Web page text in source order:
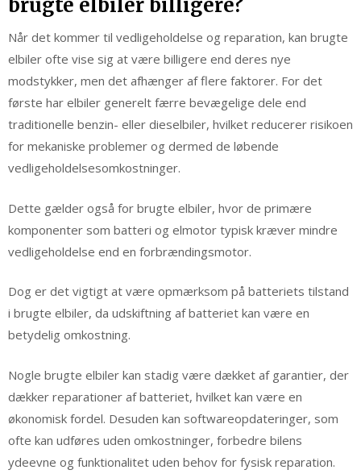
brugte elbiler billigere?
Når det kommer til vedligeholdelse og reparation, kan brugte
elbiler ofte vise sig at være billigere end deres nye
modstykker, men det afhænger af flere faktorer. For det
første har elbiler generelt færre bevægelige dele end
traditionelle benzin- eller dieselbiler, hvilket reducerer risikoen
for mekaniske problemer og dermed de løbende
vedligeholdelsesomkostninger.
Dette gælder også for brugte elbiler, hvor de primære
komponenter som batteri og elmotor typisk kræver mindre
vedligeholdelse end en forbrændingsmotor.
Dog er det vigtigt at være opmærksom på batteriets tilstand
i brugte elbiler, da udskiftning af batteriet kan være en
betydelig omkostning.
Nogle brugte elbiler kan stadig være dækket af garantier, der
dækker reparationer af batteriet, hvilket kan være en
økonomisk fordel. Desuden kan softwareopdateringer, som
ofte kan udføres uden omkostninger, forbedre bilens
ydeevne og funktionalitet uden behov for fysisk reparation.